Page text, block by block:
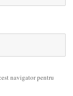
navigator pentru